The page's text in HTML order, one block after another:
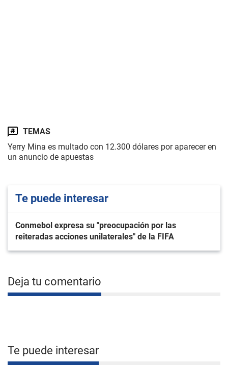
TEMAS
Yerry Mina es multado con 12.300 dólares por aparecer en
un anuncio de apuestas
Te puede interesar
Conmebol expresa su "preocupación por las
reiteradas acciones unilaterales" de la FIFA
Deja tu comentario
Te puede interesar